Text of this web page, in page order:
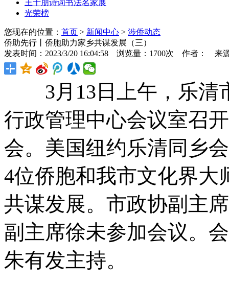
王十朋诗词书法名家展
光荣榜
您现在的位置： 首页 > 新闻中心 > 涉侨动态
侨助先行丨侨胞助力家乡共谋发展（三）
发表时间：2023/3/20 16:04:58 浏览量：1700次 作者： 来
3月13日上午，乐清
行政管理中心会议室召
会。美国纽约乐清同乡
4位侨胞和我市文化界大
共谋发展。市政协副主
副主席徐未参加会议。
朱有发主持。